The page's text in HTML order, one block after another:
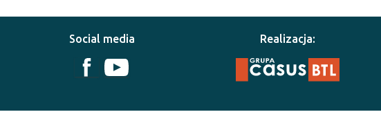
Social media Realizacja: